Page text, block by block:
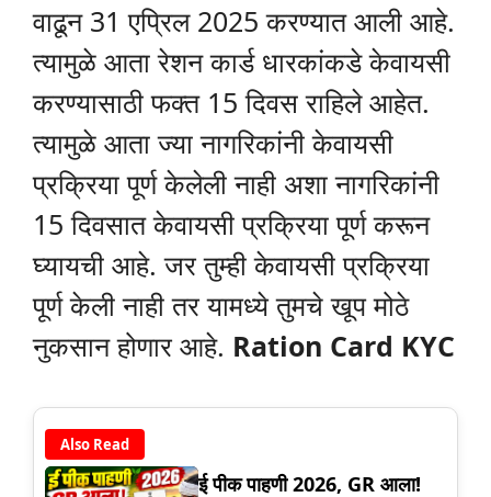
वाढून 31 एप्रिल 2025 करण्यात आली आहे.
त्यामुळे आता रेशन कार्ड धारकांकडे केवायसी
करण्यासाठी फक्त 15 दिवस राहिले आहेत.
त्यामुळे आता ज्या नागरिकांनी केवायसी
प्रक्रिया पूर्ण केलेली नाही अशा नागरिकांनी
15 दिवसात केवायसी प्रक्रिया पूर्ण करून
घ्यायची आहे. जर तुम्ही केवायसी प्रक्रिया
पूर्ण केली नाही तर यामध्ये तुमचे खूप मोठे
नुकसान होणार आहे. Ration Card KYC
Also Read
ई पीक पाहणी 2026, GR आला!